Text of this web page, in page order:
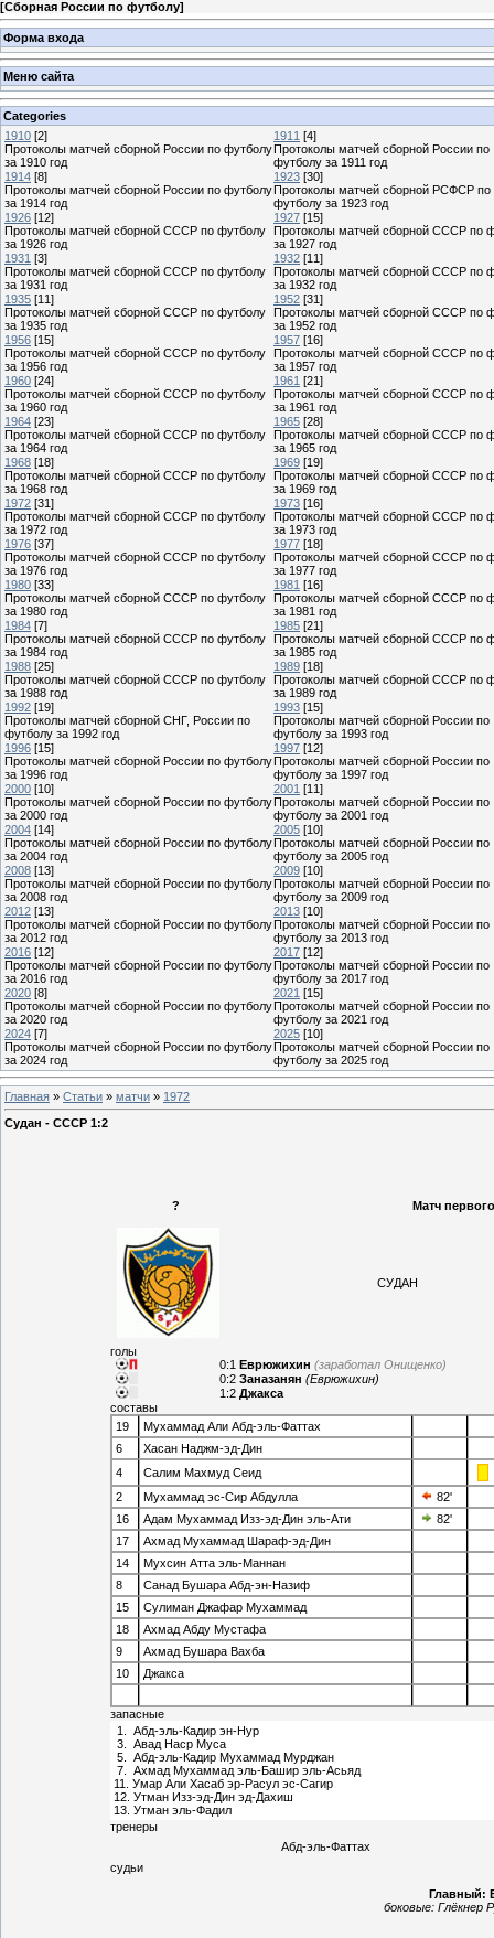
[Сборная России по футболу]
Форма входа
Меню сайта
Categories
1910 [2]
Протоколы матчей сборной России по футболу
за 1910 год
1911 [4]
Протоколы матчей сборной России по
футболу за 1911 год
1914 [8]
Протоколы матчей сборной России по футболу
за 1914 год
1923 [30]
Протоколы матчей сборной РСФСР по
футболу за 1923 год
1926 [12]
Протоколы матчей сборной СССР по футболу
за 1926 год
1927 [15]
Протоколы матчей сборной СССР по
за 1927 год
1931 [3]
Протоколы матчей сборной СССР по футболу
за 1931 год
1932 [11]
Протоколы матчей сборной СССР по
за 1932 год
1935 [11]
Протоколы матчей сборной СССР по футболу
за 1935 год
1952 [31]
Протоколы матчей сборной СССР по
за 1952 год
1956 [15]
Протоколы матчей сборной СССР по футболу
за 1956 год
1957 [16]
Протоколы матчей сборной СССР по
за 1957 год
1960 [24]
Протоколы матчей сборной СССР по футболу
за 1960 год
1961 [21]
Протоколы матчей сборной СССР по
за 1961 год
1964 [23]
Протоколы матчей сборной СССР по футболу
за 1964 год
1965 [28]
Протоколы матчей сборной СССР по
за 1965 год
1968 [18]
Протоколы матчей сборной СССР по футболу
за 1968 год
1969 [19]
Протоколы матчей сборной СССР по
за 1969 год
1972 [31]
Протоколы матчей сборной СССР по футболу
за 1972 год
1973 [16]
Протоколы матчей сборной СССР по
за 1973 год
1976 [37]
Протоколы матчей сборной СССР по футболу
за 1976 год
1977 [18]
Протоколы матчей сборной СССР по
за 1977 год
1980 [33]
Протоколы матчей сборной СССР по футболу
за 1980 год
1981 [16]
Протоколы матчей сборной СССР по
за 1981 год
1984 [7]
Протоколы матчей сборной СССР по футболу
за 1984 год
1985 [21]
Протоколы матчей сборной СССР по
за 1985 год
1988 [25]
Протоколы матчей сборной СССР по футболу
за 1988 год
1989 [18]
Протоколы матчей сборной СССР по
за 1989 год
1992 [19]
Протоколы матчей сборной СНГ, России по
футболу за 1992 год
1993 [15]
Протоколы матчей сборной России по
футболу за 1993 год
1996 [15]
Протоколы матчей сборной России по футболу
за 1996 год
1997 [12]
Протоколы матчей сборной России по
футболу за 1997 год
2000 [10]
Протоколы матчей сборной России по футболу
за 2000 год
2001 [11]
Протоколы матчей сборной России по
футболу за 2001 год
2004 [14]
Протоколы матчей сборной России по футболу
за 2004 год
2005 [10]
Протоколы матчей сборной России по
футболу за 2005 год
2008 [13]
Протоколы матчей сборной России по футболу
за 2008 год
2009 [10]
Протоколы матчей сборной России по
футболу за 2009 год
2012 [13]
Протоколы матчей сборной России по футболу
за 2012 год
2013 [10]
Протоколы матчей сборной России по
футболу за 2013 год
2016 [12]
Протоколы матчей сборной России по футболу
за 2016 год
2017 [12]
Протоколы матчей сборной России по
футболу за 2017 год
2020 [8]
Протоколы матчей сборной России по футболу
за 2020 год
2021 [15]
Протоколы матчей сборной России по
футболу за 2021 год
2024 [7]
Протоколы матчей сборной России по футболу
за 2024 год
2025 [10]
Протоколы матчей сборной России по
футболу за 2025 год
Главная » Статьи » матчи » 1972
Судан - СССР 1:2
? Матч
СУДАН
голы
0:1
Еврюжихин (заработал Онищенко)
0:2 Заназанян (Еврюжихин)
1:2 Джакса
составы
19
Мухаммад Али Абд-эль-Фаттах
6
Хасан Наджм-эд-Дин
4
Салим Махмуд Сеид
2
Мухаммад эс-Сир Абдулла
82'
16
Адам Мухаммад Изз-эд-Дин эль-Ати
82'
17
Ахмад Мухаммад Шараф-эд-Дин
14
Мухсин Атта эль-Маннан
8
Санад Бушара Абд-эн-Назиф
15
Сулиман Джафар Мухаммад
18
Ахмад Абду Мустафа
9
Ахмад Бушара Вахба
10
Джакса
запасные
1. Абд-эль-Кадир эн-Нур
3. Авад Наср Муса
5. Абд-эль-Кадир Мухаммад Мурджан
7. Ахмад Мухаммад эль-Башир эль-Асьяд
11. Умар Али Хасаб эр-Расул эс-Сагир
12. Утман Изз-эд-Дин эд-Дахиш
13. Утман эль-Фадил
тренеры
Абд-эль-Фаттах
судьи
Главный:
боковые: Глёкнер